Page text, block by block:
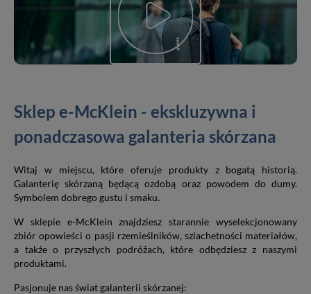
Sklep e-McKlein - ekskluzywna i
ponadczasowa galanteria skórzana
Witaj w miejscu, które oferuje produkty z bogatą historią.
Galanterię skórzaną będącą ozdobą oraz powodem do dumy.
Symbolem dobrego gustu i smaku.
W sklepie e-McKlein znajdziesz starannie wyselekcjonowany
zbiór opowieści o pasji rzemieślników, szlachetności materiałów,
a także o przyszłych podróżach, które odbędziesz z naszymi
produktami.
Pasjonuje nas świat galanterii skórzanej: